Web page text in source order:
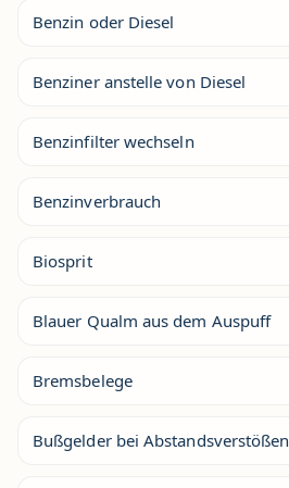
Benzin oder Diesel
Benziner anstelle von Diesel
Benzinfilter wechseln
Benzinverbrauch
Biosprit
Blauer Qualm aus dem Auspuff
Bremsbelege
Bußgelder bei Abstandsverstößen